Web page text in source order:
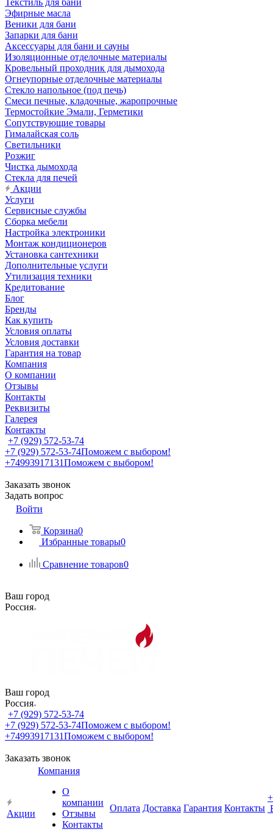
Текстиль для бани
Эфирные масла
Веники для бани
Запарки для бани
Аксессуары для бани и сауны
Изоляционные отделочные материалы
Кровельный проходник для дымохода
Огнеупорные отделочные материалы
Стекло напольное (под печь)
Смеси печные, кладочные, жаропрочные
Термостойкие Эмали, Герметики
Сопутствующие товары
Гималайская соль
Светильники
Розжиг
Чистка дымохода
Стекла для печей
Акции
Услуги
Сервисные службы
Сборка мебели
Настройка электроники
Монтаж кондиционеров
Установка сантехники
Дополнительные услуги
Утилизация техники
Кредитование
Блог
Бренды
Как купить
Условия оплаты
Условия доставки
Гарантия на товар
Компания
О компании
Отзывы
Контакты
Реквизиты
Галерея
Контакты
+7 (929) 572-53-74
+7 (929) 572-53-74Поможем с выбором!
+74993917131Поможем с выбором!
Заказать звонок
Задать вопрос
Войти
Корзина0
Избранные товары0
Сравнение товаров0
Ваш город
Россия
Ваш город
Россия
+7 (929) 572-53-74
+7 (929) 572-53-74Поможем с выбором!
+74993917131Поможем с выбором!
Заказать звонок
Акции
Компания
О
компании
Отзывы
Контакты
Оплата Доставка Гарантия Контакты
+